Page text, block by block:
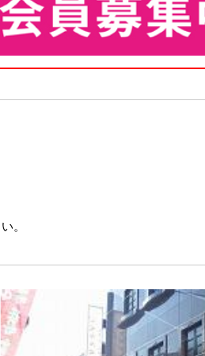
。